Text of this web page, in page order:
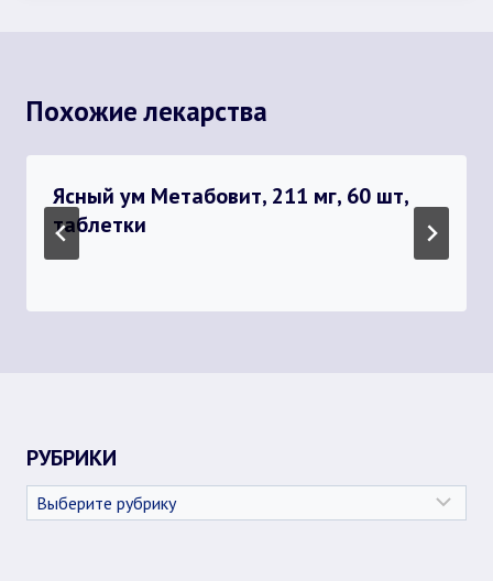
Похожие лекарства
Ясный ум Метабовит, 211 мг, 60 шт,
таблетки
РУБРИКИ
Рубрики